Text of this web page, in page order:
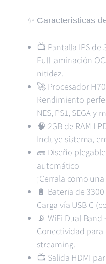
✨ Características
📺 Pantalla IPS de
Full laminación
nitidez.
🚀 Procesador
Rendimiento
NES, PS1, SEGA y
🧠 2GB de RAM
Incluye sistema,
🧱 Diseño
automático
¡Cerrala como
🔋 Batería de
Carga vía USB-C
📡 WiFi Dual
Conectividad
streaming.
📺 Salida HDMI